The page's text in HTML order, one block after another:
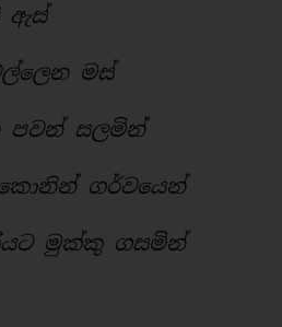
ඇස්
මස්
පවන් සලමින්
ගර්වයෙන්
මුක්කු ගසමින්